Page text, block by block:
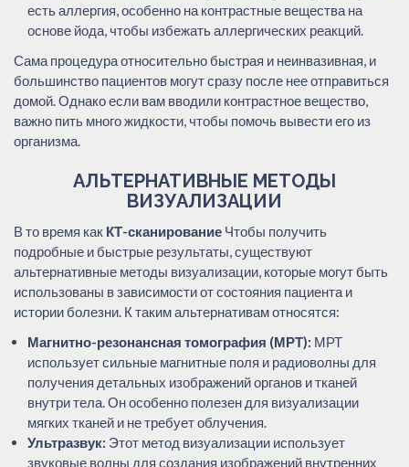
есть аллергия, особенно на контрастные вещества на
основе йода, чтобы избежать аллергических реакций.
Сама процедура относительно быстрая и неинвазивная, и
большинство пациентов могут сразу после нее отправиться
домой. Однако если вам вводили контрастное вещество,
важно пить много жидкости, чтобы помочь вывести его из
организма.
АЛЬТЕРНАТИВНЫЕ МЕТОДЫ
ВИЗУАЛИЗАЦИИ
В то время как КТ-сканирование Чтобы получить
подробные и быстрые результаты, существуют
альтернативные методы визуализации, которые могут быть
использованы в зависимости от состояния пациента и
истории болезни. К таким альтернативам относятся:
Магнитно-резонансная томография (МРТ): МРТ
использует сильные магнитные поля и радиоволны для
получения детальных изображений органов и тканей
внутри тела. Он особенно полезен для визуализации
мягких тканей и не требует облучения.
Ультразвук: Этот метод визуализации использует
звуковые волны для создания изображений внутренних